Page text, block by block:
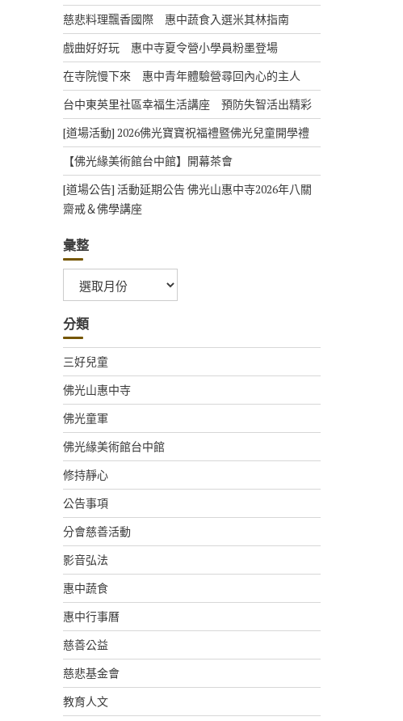
慈悲料理飄香國際 惠中蔬食入選米其林指南
戲曲好好玩 惠中寺夏令營小學員粉墨登場
在寺院慢下來 惠中青年體驗營尋回內心的主人
台中東英里社區幸福生活講座 預防失智活出精彩
[道場活動] 2026佛光寶寶祝福禮暨佛光兒童開學禮
【佛光緣美術館台中館】開幕茶會
[道場公告] 活動延期公告 佛光山惠中寺2026年八關
齋戒＆佛學講座
彙整
整
分類
三好兒童
佛光山惠中寺
佛光童軍
佛光緣美術館台中館
修持靜心
公告事項
分會慈善活動
影音弘法
惠中蔬食
惠中行事曆
慈善公益
慈悲基金會
教育人文